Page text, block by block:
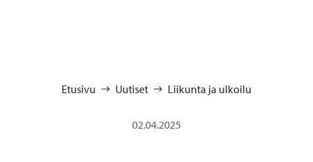
Etusivu Uutiset Liikunta ja ulkoilu
02.04.2025